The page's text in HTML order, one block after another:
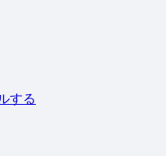
する